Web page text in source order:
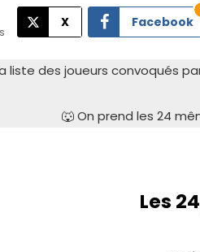
X Facebook
liste des joueurs convoqués
🐺 On prend les 24
Les